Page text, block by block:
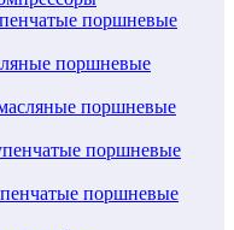
поршневые
поршневые
поршневые
поршневые
поршневые